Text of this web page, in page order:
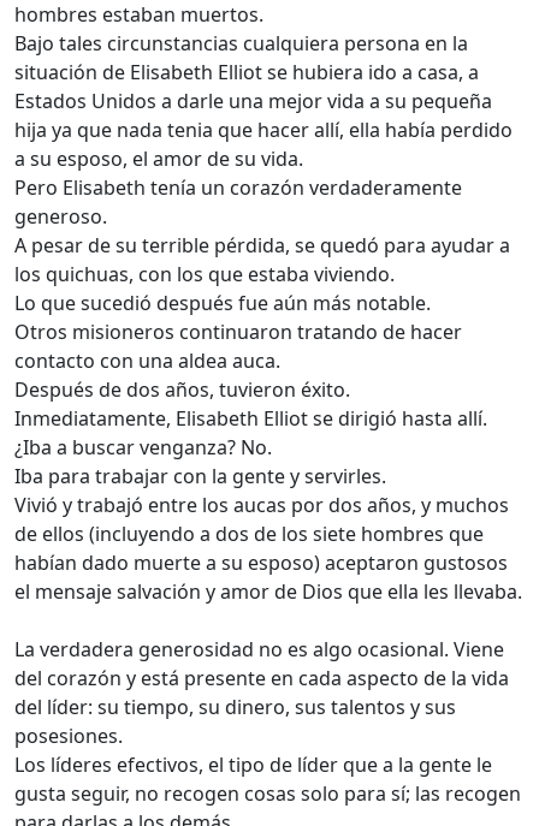
hombres estaban muertos.
Bajo tales circunstancias cualquiera persona en la
situación de Elisabeth Elliot se hubiera ido a casa, a
Estados Unidos a darle una mejor vida a su pequeña
hija ya que nada tenia que hacer allí, ella había perdido
a su esposo, el amor de su vida.
Pero Elisabeth tenía un corazón verdaderamente
generoso.
A pesar de su terrible pérdida, se quedó para ayudar a
los quichuas, con los que estaba viviendo.
Lo que sucedió después fue aún más notable.
Otros misioneros continuaron tratando de hacer
contacto con una aldea auca.
Después de dos años, tuvieron éxito.
Inmediatamente, Elisabeth Elliot se dirigió hasta allí.
¿Iba a buscar venganza? No.
Iba para trabajar con la gente y servirles.
Vivió y trabajó entre los aucas por dos años, y muchos
de ellos (incluyendo a dos de los siete hombres que
habían dado muerte a su esposo) aceptaron gustosos
el mensaje salvación y amor de Dios que ella les llevaba.
La verdadera generosidad no es algo ocasional. Viene
del corazón y está presente en cada aspecto de la vida
del líder: su tiempo, su dinero, sus talentos y sus
posesiones.
Los líderes efectivos, el tipo de líder que a la gente le
gusta seguir, no recogen cosas solo para sí; las recogen